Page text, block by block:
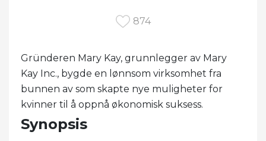
874
Gründeren Mary Kay, grunnlegger av Mary
Kay Inc., bygde en lønnsom virksomhet fra
bunnen av som skapte nye muligheter for
kvinner til å oppnå økonomisk suksess.
Synopsis